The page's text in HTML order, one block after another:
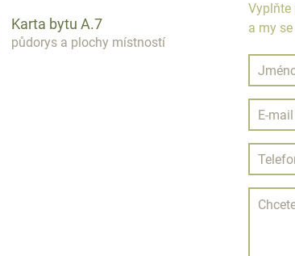
Karta bytu A.7
půdorys a plochy místností
a my